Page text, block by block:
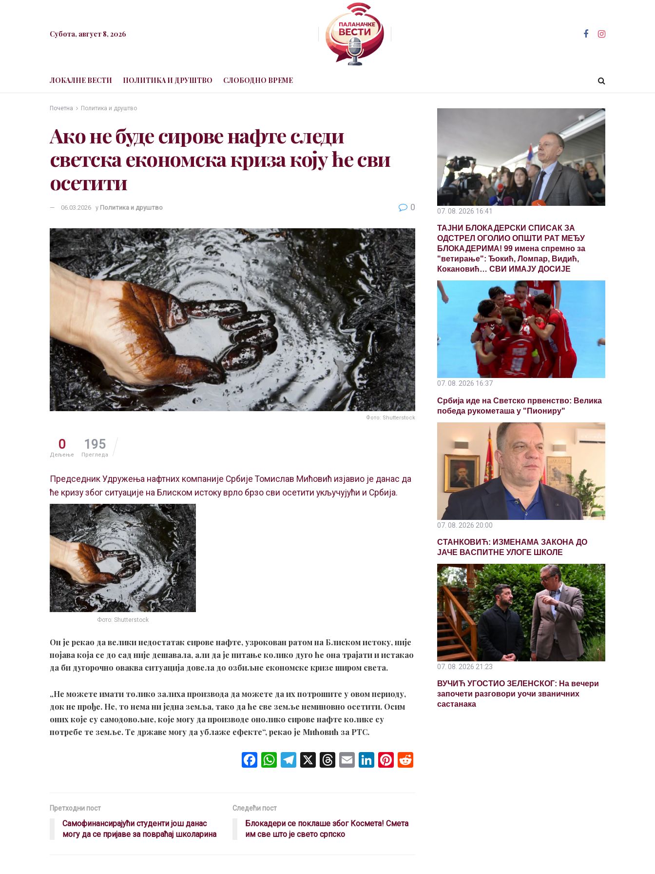
Субота, август 8, 2026
ЛОКАЛНЕ ВЕСТИ ПОЛИТИКА И ДРУШТВО СЛОБОДНО ВРЕМЕ
Почетна Политика и друштво
Ако не буде сирове нафте следи
светска економска криза коју ће сви
осетити
06.03.2026 у Политика и друштво 0
Фото: Shutterstock
0
Дељење
195
Прегледа
Председник Удружења нафтних компаније Србије Томислав Мићовић изјавио је данас да
ће кризу због ситуације на Блиском истоку врло брзо сви осетити укључујући и Србија.
Фото: Shutterstock
Он је рекао да велики недостатак сирове нафте, узрокован ратом на Блиском истоку, није
појава која се до сад није дешавала, али да је питање колико дуго ће она трајати и истакао
да би дугорочно оваква ситуација довела до озбиљне економске кризе широм света.
„Не можете имати толико залиха производа да можете да их потрошите у овом периоду,
док не прође. Не, то нема ни једна земља, тако да ће све земље неминовно осетити. Осим
оних које су самодовољне, које могу да производе онолико сирове нафте колике су
потребе те земље. Те државе могу да ублаже ефекте“, рекао је Мићовић за РТС.
F
b
o
o
W
A
p
T
a
m
X T
d
s
E Li
n
Pi
t
Претходни пост
Самофинансирајући студенти још данас
могу да се пријаве за повраћај школарина
Следећи пост
Блокадери се поклаше због Космета! Смета
им све што је свето српско
07. 08. 2026 16:41
ТАЈНИ БЛОКАДЕРСКИ СПИСАК ЗА
ОДСТРЕЛ ОГОЛИО ОПШТИ РАТ МЕЂУ
БЛОКАДЕРИМА! 99 имена спремно за
"ветирање": Ђокић, Ломпар, Видић,
Кокановић… СВИ ИМАЈУ ДОСИЈЕ
07. 08. 2026 16:37
Србија иде на Светско првенство: Велика
победа рукометаша у "Пиониру"
07. 08. 2026 20:00
СТАНКОВИЋ: ИЗМЕНАМА ЗАКОНА ДО
ЈАЧЕ ВАСПИТНЕ УЛОГЕ ШКОЛЕ
07. 08. 2026 21:23
ВУЧИЋ УГОСТИО ЗЕЛЕНСКОГ: На вечери
започети разговори уочи званичних
састанака